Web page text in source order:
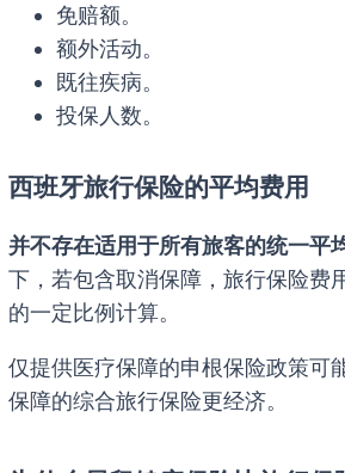
免赔额。
额外活动。
既往疾病。
投保人数。
西班牙旅行保险的平均费用
并不存在适用于所有旅客的统一平
下，若包含取消保障，旅行保险费
的一定比例计算。
仅提供医疗保障的申根保险政策可
保障的综合旅行保险更经济。